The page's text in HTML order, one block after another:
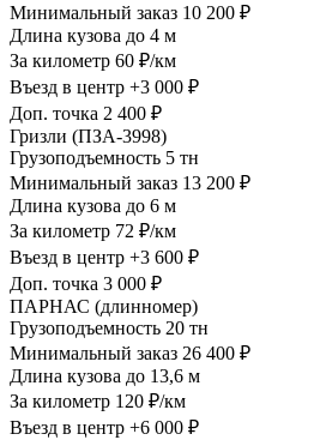
Минимальный заказ 10 200 ₽
Длина кузова до 4 м
За километр 60 ₽/км
Въезд в центр +3 000 ₽
Доп. точка 2 400 ₽
Гризли (ПЗА-3998)
Грузоподъемность 5 тн
Минимальный заказ 13 200 ₽
Длина кузова до 6 м
За километр 72 ₽/км
Въезд в центр +3 600 ₽
Доп. точка 3 000 ₽
ПАРНАС (длинномер)
Грузоподъемность 20 тн
Минимальный заказ 26 400 ₽
Длина кузова до 13,6 м
За километр 120 ₽/км
Въезд в центр +6 000 ₽